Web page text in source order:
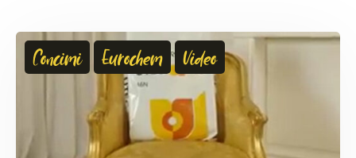
Concimi Eurochem Video